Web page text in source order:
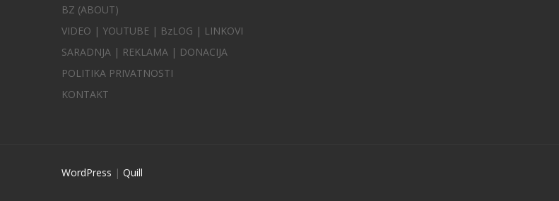
BZ (ABOUT)
VIDEO | YOUTUBE | BzLOG | LINKOVI
SARADNJA | REKLAMA | DONACIJA
POLITIKA PRIVATNOSTI
KONTAKT
WordPress | Quill